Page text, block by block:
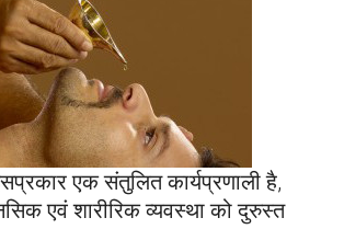
एक संतुलित कार्यप्रणाली है,
एवं शारीरिक व्यवस्था को दुरुस्त